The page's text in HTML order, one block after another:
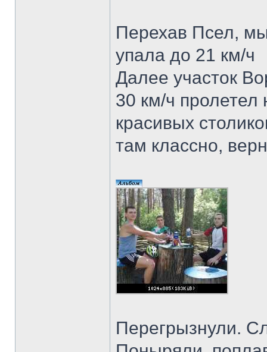
Перехав Псел,
упала до 21 км/ч
Далее участок
30 км/ч пролетел
красивых
там классно,
Перегрызнули.